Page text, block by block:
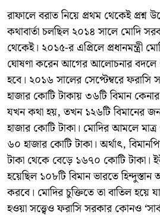
রাফালে বরাত নিয়ে প্রথম থেকেই প্রশ্ন
কথাবার্তা চলছিল ২০১৪ সালে মোদি
থেকেই। ২০১৫-র এপ্রিলে প্রধানমন্ত্রী
ঘোষণা করেন আগের আলোচনার বদলে
হবে। ২০১৬ সালের সেপ্টেম্বরে ফরাসি
হাজার কোটি টাকায় ৩৬টি বিমান
যখন কথা হয়, তখন ১২৬টি বিমানের
হাজার কোটি টাকা। মোদির আমলে
৬০ হাজার কোটি টাকা। অর্থাৎ,
টাকা থেকে বেড়ে ১৬৭০ কোটি
হয়েছিল ১০৮টি বিমান ভারতে
করবে। মোদির চুক্তিতে তা বাতিল হয়ে
হওয়া সত্ত্বেও ফরাসি সরকার কোনও